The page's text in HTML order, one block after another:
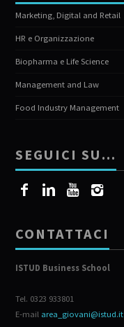
Marketing, Digital and Retail
HR e Organizzazione
Biopharma e Life Science
Management and Law
Food Industry Management
SEGUICI SU…
CONTATTACI
ISTUD Business School
Tel. 0323 933801
E-mail area_giovani@istud.it